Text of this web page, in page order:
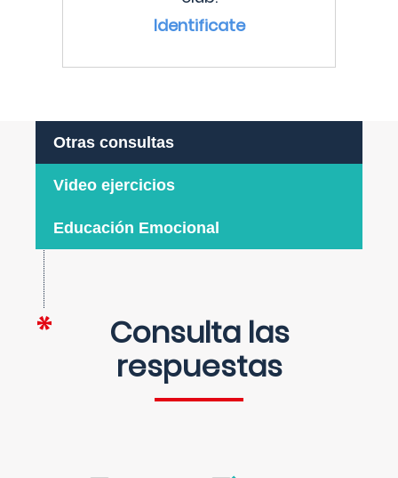
Identificate
Otras consultas
Video ejercicios
Educación Emocional
Consulta las
respuestas